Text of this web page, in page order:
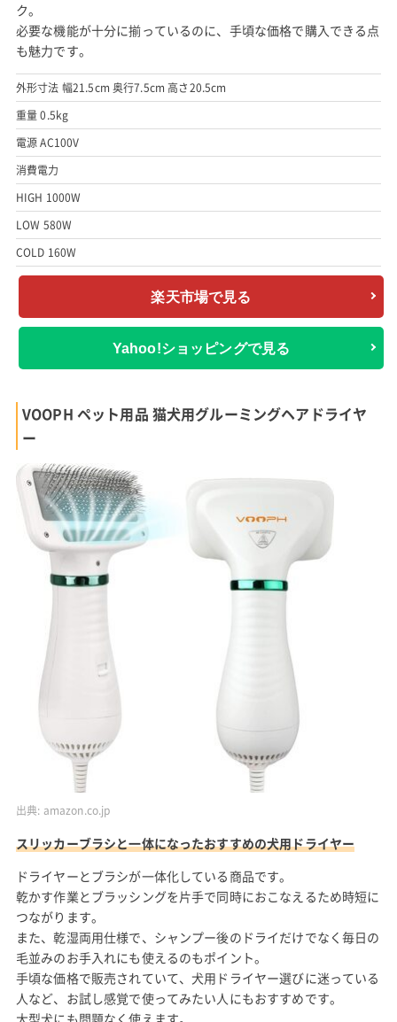
ク。
必要な機能が十分に揃っているのに、手頃な価格で購入できる点
も魅力です。
外形寸法 幅21.5cm 奥行7.5cm 高さ20.5cm
重量 0.5kg
電源 AC100V
消費電力
HIGH 1000W
LOW 580W
COLD 160W
楽天市場で見る
Yahoo!ショッピングで見る
VOOPH ペット用品 猫犬用グルーミングヘアドライヤ
ー
出典: amazon.co.jp
スリッカーブラシと一体になったおすすめの犬用ドライヤー
ドライヤーとブラシが一体化している商品です。
乾かす作業とブラッシングを片手で同時におこなえるため時短に
つながります。
また、乾湿両用仕様で、シャンプー後のドライだけでなく毎日の
毛並みのお手入れにも使えるのもポイント。
手頃な価格で販売されていて、犬用ドライヤー選びに迷っている
人など、お試し感覚で使ってみたい人にもおすすめです。